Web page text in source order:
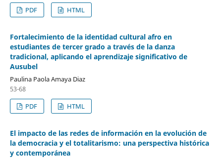
PDF
HTML
Fortalecimiento de la identidad cultural afro en
estudiantes de tercer grado a través de la danza
tradicional, aplicando el aprendizaje significativo de
Ausubel
Paulina Paola Amaya Diaz
53-68
PDF
HTML
El impacto de las redes de información en la evolución de
la democracia y el totalitarismo: una perspectiva histórica
y contemporánea